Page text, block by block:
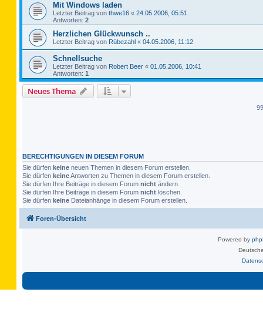
Mit Windows laden
Letzter Beitrag von thwe16 « 24.05.2006, 05:51
Antworten: 2
Herzlichen Glückwunsch ..
Letzter Beitrag von Rübezahl « 04.05.2006, 11:12
Schnellsuche
Letzter Beitrag von Robert Beer « 01.05.2006, 10:41
Antworten: 1
Neues Thema
BERECHTIGUNGEN IN DIESEM FORUM
Sie dürfen keine neuen Themen in diesem Forum erstellen.
Sie dürfen keineAntworten zu Themen in diesem Forum erstellen.
Sie dürfen Ihre Beiträge in diesem Forum nicht ändern.
Sie dürfen Ihre Beiträge in diesem Forum nicht löschen.
Sie dürfen keine Dateianhänge in diesem Forum erstellen.
Foren-Übersicht
Powered by